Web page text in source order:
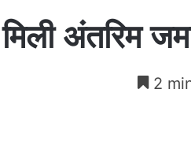
अंतरिम
2